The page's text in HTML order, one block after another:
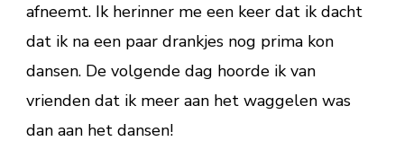
afneemt. Ik herinner me een keer dat ik dacht
dat ik na een paar drankjes nog prima kon
dansen. De volgende dag hoorde ik van
vrienden dat ik meer aan het waggelen was
dan aan het dansen!